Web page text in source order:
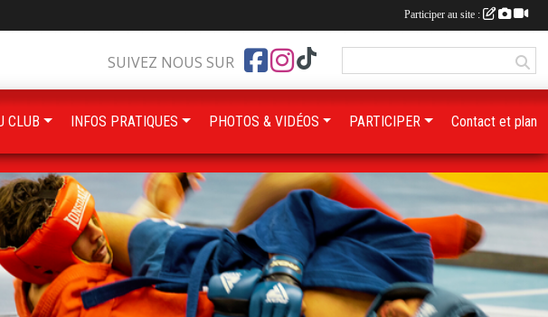
SUIVEZ NOUS SUR
CLUB INFOS PRATIQUES PHOTOS & VIDÉOS PARTICIPER Contact et plan
Participer au site :